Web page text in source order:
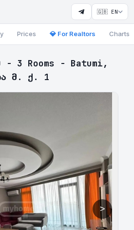
🇬🇧 EN
Prices 💎 For Realtors Charts
- 3 Rooms - Batumi,
მ. ქ. 1
>